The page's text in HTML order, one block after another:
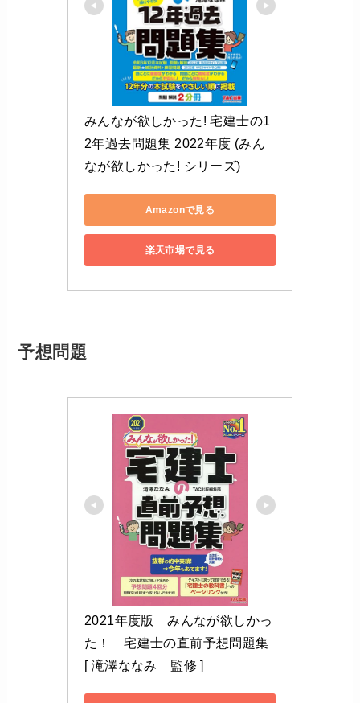
みんなが欲しかった! 宅建士の1
2年過去問題集 2022年度 (みん
なが欲しかった! シリーズ)
Amazonで見る
楽天市場で見る
予想問題
2021年度版　みんなが欲しかっ
た！　宅建士の直前予想問題集
[ 滝澤ななみ　監修 ]